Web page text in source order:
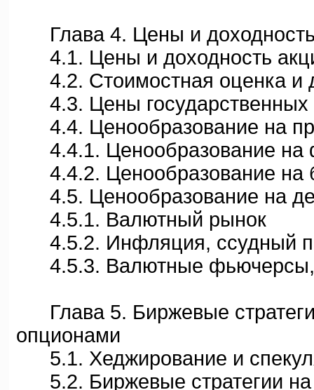
Глава 4. Цены и
4.1. Цены и доходность
4.2. Стоимостная оценка и
4.3. Цены государственных
4.4. Ценообразование на
4.4.1. Ценообразование на
4.4.2. Ценообразование на
4.5. Ценообразование на
4.5.1. Валютный рынок
4.5.2. Инфляция, ссудный
4.5.3. Валютные фьючерсы,
Глава 5. Биржевые
опционами
5.1. Хеджирование и
5.2. Биржевые стратегии на